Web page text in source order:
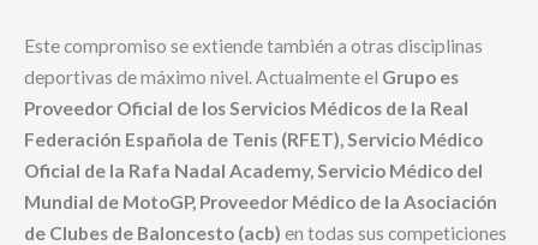
Este compromiso se extiende también a otras disciplinas
deportivas de máximo nivel. Actualmente el Grupo es
Proveedor Oficial de los Servicios Médicos de la Real
Federación Española de Tenis (RFET), Servicio Médico
Oficial de la Rafa Nadal Academy, Servicio Médico del
Mundial de MotoGP, Proveedor Médico de la Asociación
de Clubes de Baloncesto (acb) en todas sus competiciones